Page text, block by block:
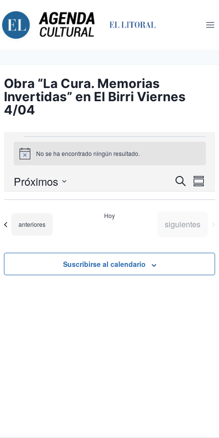
al
contenido
Obra “La Cura. Memorias
Invertidas” en El Birri Viernes
4/04
Aviso No se ha encontrado ningún resultado.
de
búsqueda
vistas
de
Buscar
de
Próximos
Eventos
anteriores
Hoy
Eventos
siguientes
Suscribirse al calendario